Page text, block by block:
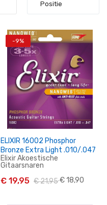
-9%
ELIXIR 16002 Phosphor
Bronze Extra Light .010/.047
Elixir Akoestische
Gitaarsnaren
€ 19,95 € 21,95€ 18,90